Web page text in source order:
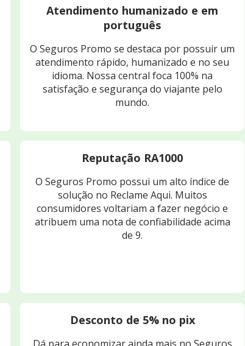
Atendimento humanizado e em
português
O Seguros Promo se destaca por possuir um
atendimento rápido, humanizado e no seu
idioma. Nossa central foca 100% na
satisfação e segurança do viajante pelo
mundo.
Reputação RA1000
O Seguros Promo possui um alto índice de
solução no Reclame Aqui. Muitos
consumidores voltariam a fazer negócio e
atribuem uma nota de confiabilidade acima
de 9.
Desconto de 5% no pix